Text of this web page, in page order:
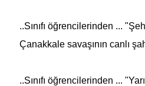
..Sınıfı öğrencilerinden ...
Çanakkale savaşının canlı
..Sınıfı öğrencilerinden ...